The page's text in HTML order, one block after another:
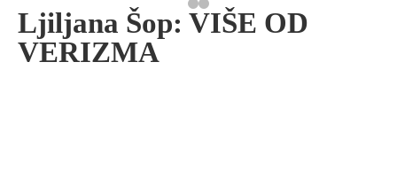
Ljiljana Šop: VIŠE OD
VERIZMA